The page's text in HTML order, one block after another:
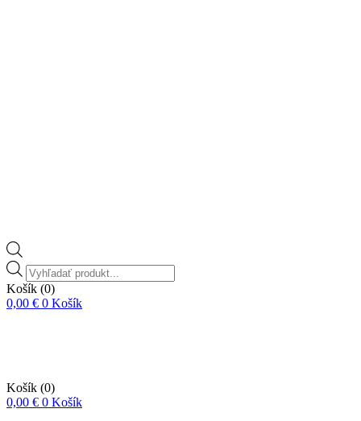
Vyhľadávanie
produktov
Košík (0)
0,00 € 0 Košík
Košík (0)
0,00 € 0 Košík